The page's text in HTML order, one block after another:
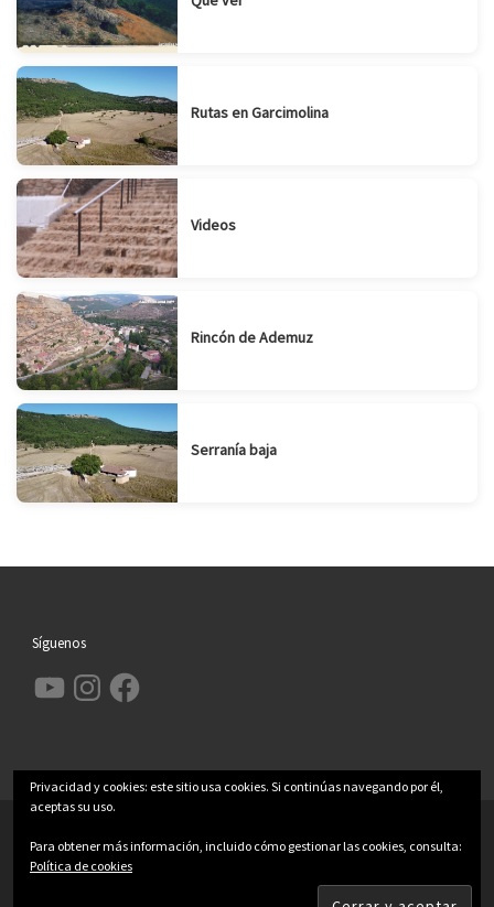
Rutas en Garcimolina
Videos
Rincón de Ademuz
Serranía baja
Síguenos
YouTube InstagramFacebook
Funciona con
Privacidad y cookies: este sitio usa cookies. Si continúas navegando por él,
aceptas su uso.
Para obtener más información, incluido cómo gestionar las cookies, consulta:
Política de cookies